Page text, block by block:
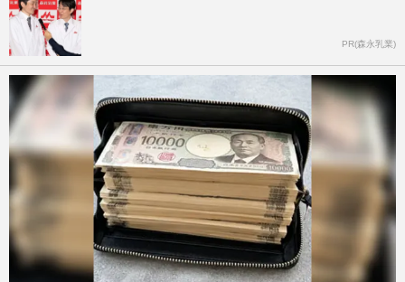
PR(森永乳業)